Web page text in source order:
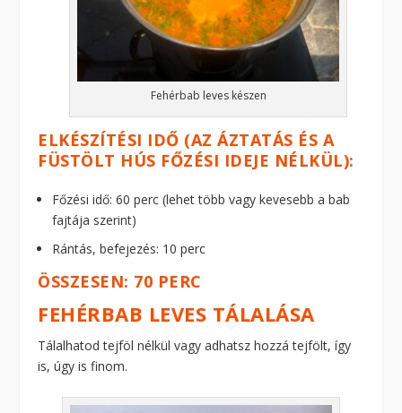
Fehérbab leves készen
ELKÉSZÍTÉSI IDŐ (AZ ÁZTATÁS ÉS A
FÜSTÖLT HÚS FŐZÉSI IDEJE NÉLKÜL):
Főzési idő: 60 perc (lehet több vagy kevesebb a bab
fajtája szerint)
Rántás, befejezés: 10 perc
ÖSSZESEN: 70 PERC
FEHÉRBAB LEVES TÁLALÁSA
Tálalhatod tejföl nélkül vagy adhatsz hozzá tejfölt, így
is, úgy is finom.